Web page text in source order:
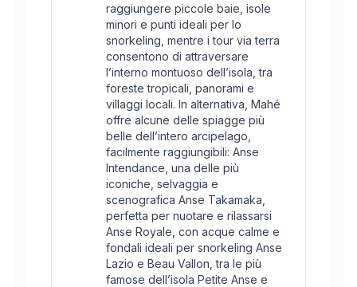
raggiungere piccole baie, isole
minori e punti ideali per lo
snorkeling, mentre i tour via terra
consentono di attraversare
l’interno montuoso dell’isola, tra
foreste tropicali, panorami e
villaggi locali. In alternativa, Mahé
offre alcune delle spiagge più
belle dell’intero arcipelago,
facilmente raggiungibili: Anse
Intendance, una delle più
iconiche, selvaggia e
scenografica Anse Takamaka,
perfetta per nuotare e rilassarsi
Anse Royale, con acque calme e
fondali ideali per snorkeling Anse
Lazio e Beau Vallon, tra le più
famose dell’isola Petite Anse e